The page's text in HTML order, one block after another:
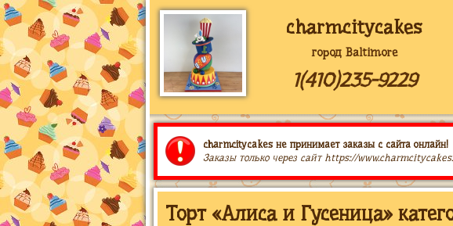
charmcitycakes
город Baltimore
1(410)235-9229
charmcitycakes не принимает заказы с сайта онлайн!
Заказы только через сайт https://
Торт «Алиса и Гусеница»